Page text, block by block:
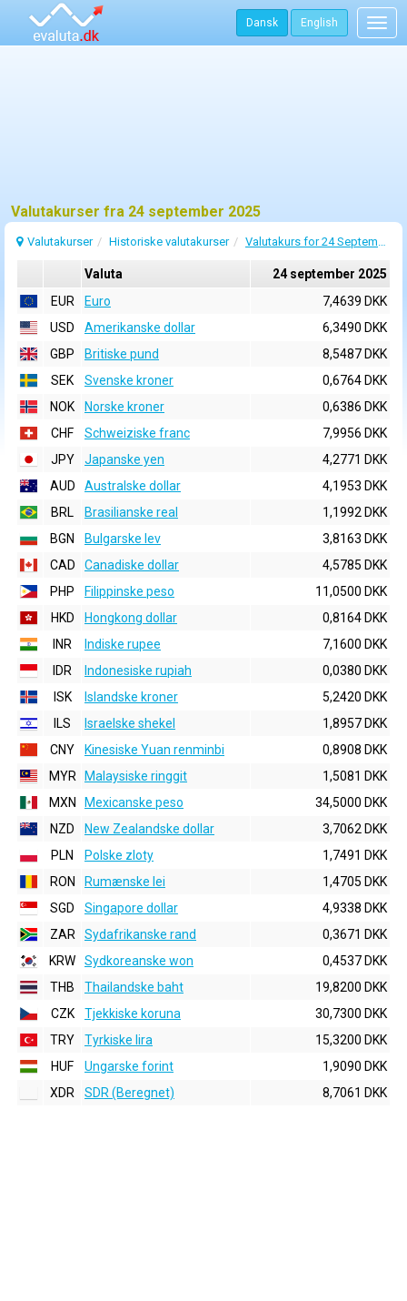
Dansk English
Valutakurser fra 24 september 2025
Valutakurser Historiske valutakurser Valutakurs for 24 September 2025
Valuta
24 september 2025
EUR
Euro
7,4639 DKK
USD
Amerikanske dollar
6,3490 DKK
GBP
Britiske pund
8,5487 DKK
SEK
Svenske kroner
0,6764 DKK
NOK
Norske kroner
0,6386 DKK
CHF
Schweiziske franc
7,9956 DKK
JPY
Japanske yen
4,2771 DKK
AUD
Australske dollar
4,1953 DKK
BRL
Brasilianske real
1,1992 DKK
BGN
Bulgarske lev
3,8163 DKK
CAD
Canadiske dollar
4,5785 DKK
PHP
Filippinske peso
11,0500 DKK
HKD
Hongkong dollar
0,8164 DKK
INR
Indiske rupee
7,1600 DKK
IDR
Indonesiske rupiah
0,0380 DKK
ISK
Islandske kroner
5,2420 DKK
ILS
Israelske shekel
1,8957 DKK
CNY
Kinesiske Yuan renminbi
0,8908 DKK
MYR
Malaysiske ringgit
1,5081 DKK
MXN
Mexicanske peso
34,5000 DKK
NZD
New Zealandske dollar
3,7062 DKK
PLN
Polske zloty
1,7491 DKK
RON
Rumænske lei
1,4705 DKK
SGD
Singapore dollar
4,9338 DKK
ZAR
Sydafrikanske rand
0,3671 DKK
KRW
Sydkoreanske won
0,4537 DKK
THB
Thailandske baht
19,8200 DKK
CZK
Tjekkiske koruna
30,7300 DKK
TRY
Tyrkiske lira
15,3200 DKK
HUF
Ungarske forint
1,9090 DKK
XDR
SDR (Beregnet) 8,7061 DKK